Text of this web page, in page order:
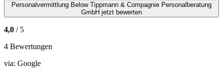
Personalvermittlung Below Tippmann & Compagnie Personalberatung
GmbH jetzt bewerten
4,0 / 5
4 Bewertungen
via: Google